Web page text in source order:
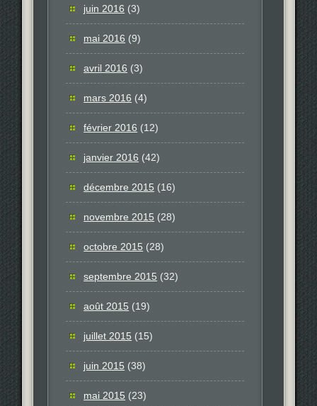
juin 2016 (3)
mai 2016 (9)
avril 2016 (3)
mars 2016 (4)
février 2016 (12)
janvier 2016 (42)
décembre 2015 (16)
novembre 2015 (28)
octobre 2015 (28)
septembre 2015 (32)
août 2015 (19)
juillet 2015 (15)
juin 2015 (38)
mai 2015 (23)